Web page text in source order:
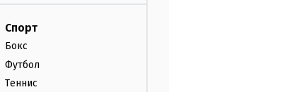
Спорт
Бокс
Футбол
Теннис